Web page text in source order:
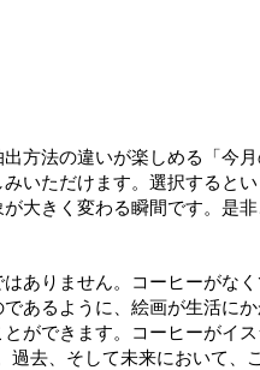
方法の違いが楽しめる「今月
いただけます。選択すると
大きく変わる瞬間です。是
ありません。コーヒーがな
あるように、絵画が生活に
ができます。コーヒーがイ
去、そして未来において、